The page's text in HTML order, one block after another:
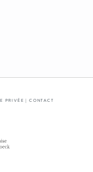
PRIVÉE |CONTACT